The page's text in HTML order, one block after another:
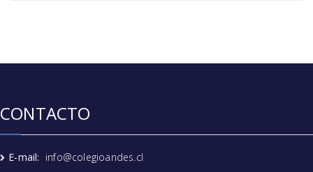
CONTACTO
E-mail: info@colegioandes.cl